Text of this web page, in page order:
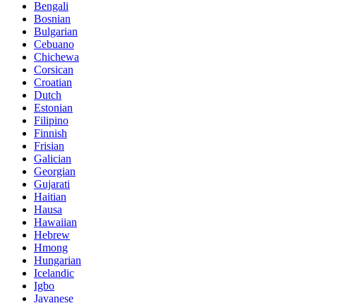
Bengali
Bosnian
Bulgarian
Cebuano
Chichewa
Corsican
Croatian
Dutch
Estonian
Filipino
Finnish
Frisian
Galician
Georgian
Gujarati
Haitian
Hausa
Hawaiian
Hebrew
Hmong
Hungarian
Icelandic
Igbo
Javanese